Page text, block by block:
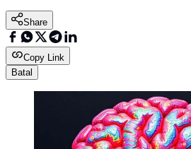
Share
Copy Link
Batal